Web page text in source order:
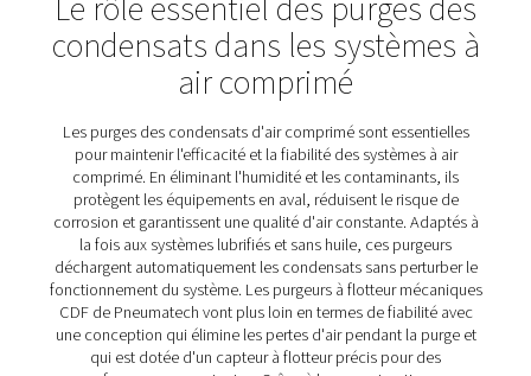
Purgeurs mécaniques à
Les purgeurs à flotteur mécaniques CDF de
garantissent une élimination efficace des condensats
d'air comprimé, avec des pressions pouvant atteindre
Les condensats s'accumulent dans un réservoir en
robuste et étanche à la pression et sont
évacués une fois le niveau maximum atteint, à l'aide
à action directe pilotée par un capteur à flotteur précis.